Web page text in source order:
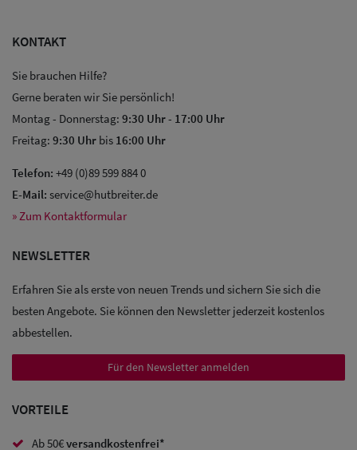
KONTAKT
Sie brauchen Hilfe?
Gerne beraten wir Sie persönlich!
Montag - Donnerstag: 9:30 Uhr- 17:00 Uhr
Freitag: 9:30 Uhr bis 16:00 Uhr
Telefon: +49 (0)89 599 884 0
E-Mail: service@hutbreiter.de
» Zum Kontaktformular
NEWSLETTER
Erfahren Sie als erste von neuen Trends und sichern Sie sich die
besten Angebote. Sie können den Newsletter jederzeit kostenlos
abbestellen.
Für den Newsletter anmelden
VORTEILE
Ab 50€versandkostenfrei*